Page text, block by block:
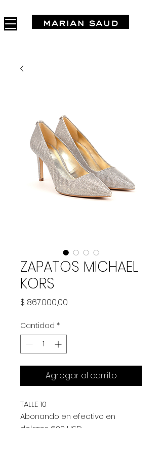
ZAPATOS MICHAEL
KORS
$ 867.000,00
Cantidad *
Agregar al carrito
TALLE 10
Abonando en efectivo en
dolares 600 USD